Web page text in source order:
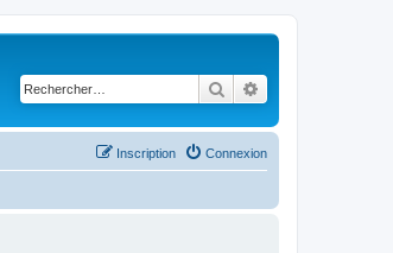
Rechercher
Connexion
Inscription